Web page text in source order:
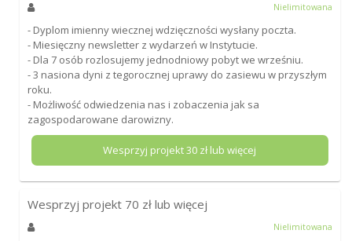
Nielimitowana
- Dyplom imienny wiecznej wdzięczności wysłany poczta.
- Miesięczny newsletter z wydarzeń w Instytucie.
- Dla 7 osób rozlosujemy jednodniowy pobyt we wrześniu.
- 3 nasiona dyni z tegorocznej uprawy do zasiewu w przyszłym
roku.
- Możliwość odwiedzenia nas i zobaczenia jak sa
zagospodarowane darowizny.
Wesprzyj projekt30 zł lub więcej
Wesprzyj projekt 70 zł lub więcej
Nielimitowana